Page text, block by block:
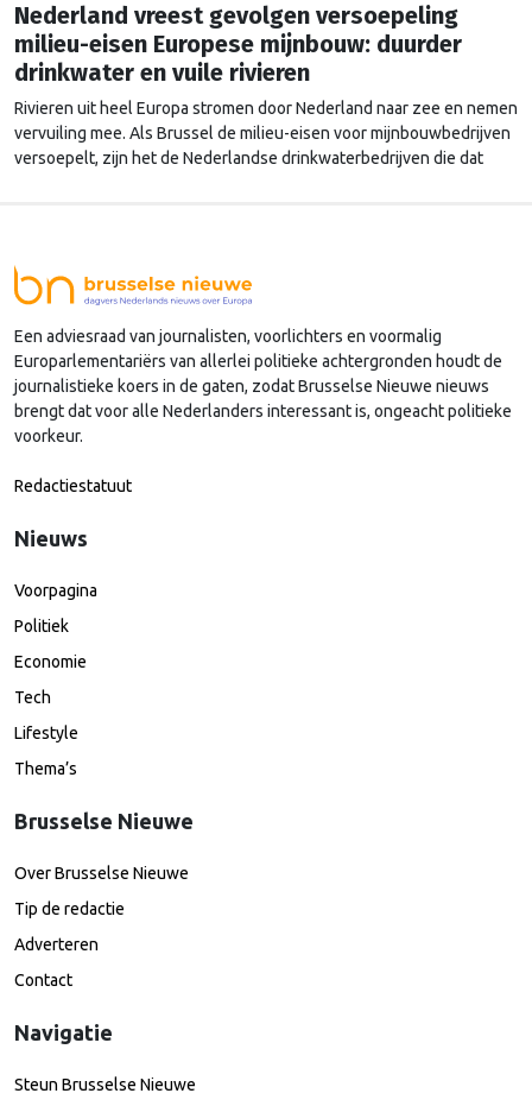
Nederland vreest gevolgen versoepeling
milieu-eisen Europese mijnbouw: duurder
drinkwater en vuile rivieren
Rivieren uit heel Europa stromen door Nederland naar zee en nemen
vervuiling mee. Als Brussel de milieu-eisen voor mijnbouwbedrijven
versoepelt, zijn het de Nederlandse drinkwaterbedrijven die dat
Een adviesraad van journalisten, voorlichters en voormalig
Europarlementariërs van allerlei politieke achtergronden houdt de
journalistieke koers in de gaten, zodat Brusselse Nieuwe nieuws
brengt dat voor alle Nederlanders interessant is, ongeacht politieke
voorkeur.
Redactiestatuut
Nieuws
Voorpagina
Politiek
Economie
Tech
Lifestyle
Thema’s
Brusselse Nieuwe
Over Brusselse Nieuwe
Tip de redactie
Adverteren
Contact
Navigatie
Steun Brusselse Nieuwe